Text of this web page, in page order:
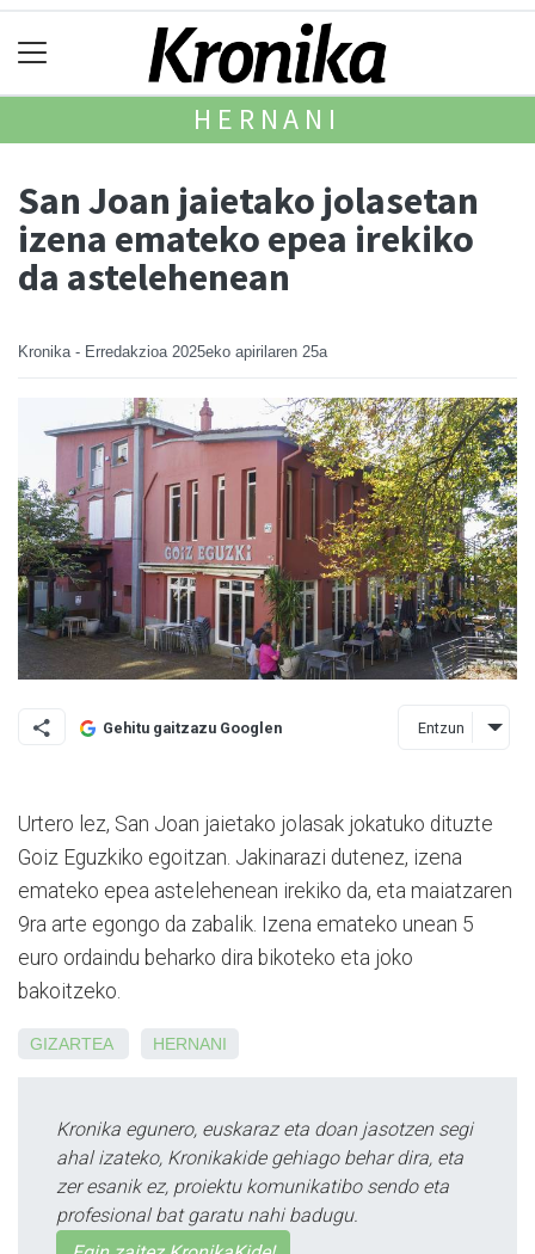
HERNANI
San Joan jaietako jolasetan
izena emateko epea irekiko
da astelehenean
Kronika - Erredakzioa 2025eko apirilaren 25a
Gehitu gaitzazu Googlen Entzun
Urtero lez, San Joan jaietako jolasak jokatuko dituzte
Goiz Eguzkiko egoitzan. Jakinarazi dutenez, izena
emateko epea astelehenean irekiko da, eta maiatzaren
9ra arte egongo da zabalik. Izena emateko unean 5
euro ordaindu beharko dira bikoteko eta joko
bakoitzeko.
GIZARTEA HERNANI
Kronika egunero, euskaraz eta doan jasotzen segi
ahal izateko, Kronikakide gehiago behar dira, eta
zer esanik ez, proiektu komunikatibo sendo eta
profesional bat garatu nahi badugu.